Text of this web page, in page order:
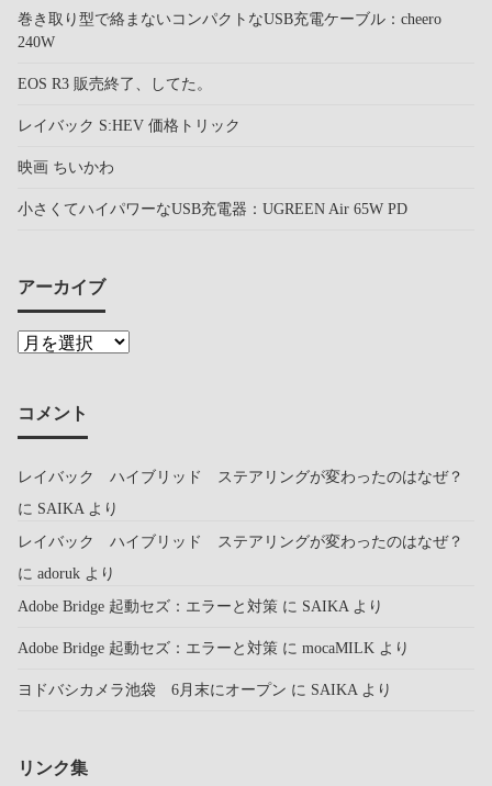
巻き取り型で絡まないコンパクトなUSB充電ケーブル：cheero
240W
EOS R3 販売終了、してた。
レイバック S:HEV 価格トリック
映画 ちいかわ
小さくてハイパワーなUSB充電器：UGREEN Air 65W PD
アーカイブ
コメント
レイバック ハイブリッド ステアリングが変わったのはなぜ？
に SAIKA より
レイバック ハイブリッド ステアリングが変わったのはなぜ？
に adoruk より
Adobe Bridge 起動セズ：エラーと対策 に SAIKA より
Adobe Bridge 起動セズ：エラーと対策 に mocaMILK より
ヨドバシカメラ池袋 6月末にオープン に SAIKA より
リンク集